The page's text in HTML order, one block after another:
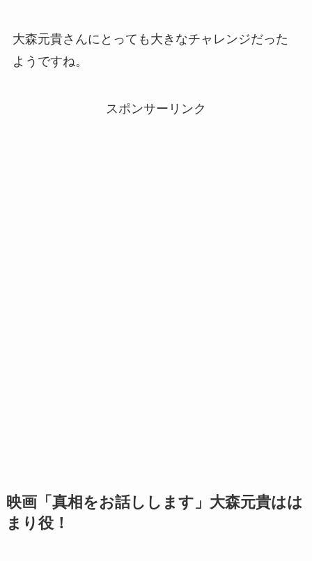
大森元貴さんにとっても大きなチャレンジだった
ようですね。
スポンサーリンク
映画「真相をお話しします」大森元貴はは
まり役！